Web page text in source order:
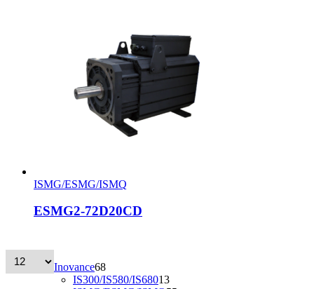
ISMG/ESMG/ISMQ
ESMG2-72D20CD
Inovance6868
ürün
IS300/IS580/IS6801313